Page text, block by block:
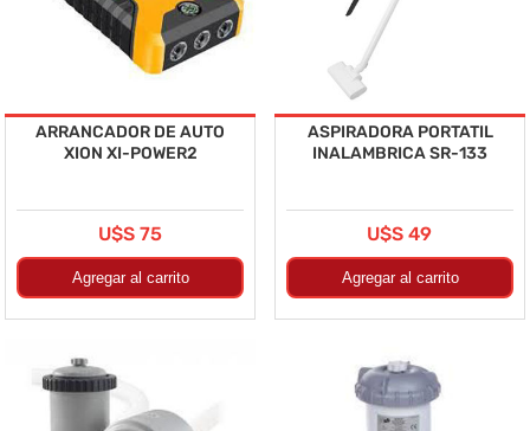
ARRANCADOR DE AUTO
XION XI-POWER2
U$S 75
ASPIRADORA PORTATIL
INALAMBRICA SR-133
U$S 49